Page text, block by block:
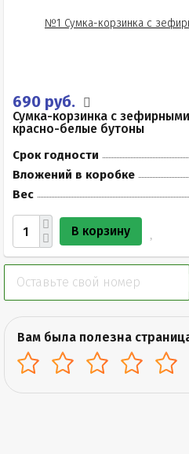
690 руб.
Сумка-корзинка с
красно-белые бутоны
Срок годности
Вложений в коробке
Вес
В корзину
Вам была полезна